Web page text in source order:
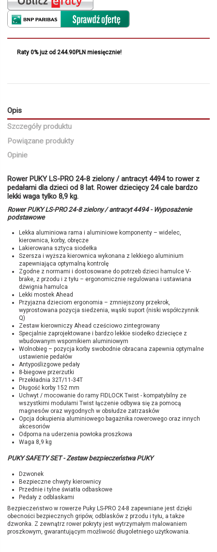
Raty 0% już od 244.90PLN miesięcznie!
Opis
Szczegóły produktu
Powiązane produkty
Opinie
Rower PUKY LS-PRO 24-8 zielony / antracyt 4494 to rower z
pedałami dla dzieci od 8 lat. Rower dziecięcy 24 cale bardzo
lekki waga tylko 8,9 kg.
Rower PUKY LS-PRO 24-8 zielony / antracyt 4494 - Wyposażenie
podstawowe
Lekka aluminiowa rama i aluminiowe komponenty – widelec,
kierownica, korby, obręcze
Lakierowana sztyca siodełka
Szersza i wyższa kierownica wykonana z lekkiego aluminium
zapewniająca optymalną kontrolę
Zgodne z normami i dostosowane do potrzeb dzieci hamulce V-
brake, z przodu i z tyłu – ergonomicznie regulowana i ustawiana
dźwignia hamulca
Lekki mostek Ahead
Przyjazna dzieciom ergonomia – zmniejszony przekrok,
wyprostowana pozycja siedzenia, wąski suport (niski współczynnik
Q)
Zestaw kierowniczy Ahead cześciowo zintegrowany
Specjalnie zaprojektowane i bardzo lekkie siodełko dziecięce z
wbudowanym wspornikiem aluminiowym
Wolnobieg – pozycja korby swobodnie obracana zapewnia optymalne
ustawienie pedałów
Antypoślizgowe pedały
8-biegowe przerzutki
Przekładnia 32T/11-34T
Długość korby 152 mm
Uchwyt / mocowanie do ramy FIDLOCK Twist - kompatybilny ze
wszystkimi modułami Twist łączenie odbywa się za pomocą
magnesów oraz wygodnych w obsłudze zatrzasków
Opcja dokupienia aluminiowego bagażnika rowerowego oraz innych
akcesoriów
Odporna na uderzenia powłoka proszkowa
Waga 8,9 kg
PUKY SAFETY SET - Zestaw bezpieczeństwa PUKY
Dzwonek
Bezpieczne chwyty kierownicy
Przednie i tylne światła odbaskowe
Pedały z odblaskami
Bezpieczeństwo w rowerze Puky LS-PRO 24-8 zapewniane jest dzięki
obecności bezpiecznych gripów, odblasków z przodu i tyłu, a także
dzwonka. Z zewnątrz rower pokryty jest wytrzymałym malowaniem
proszkowym, gwarantującym możliwość długoletniego użytkowania.